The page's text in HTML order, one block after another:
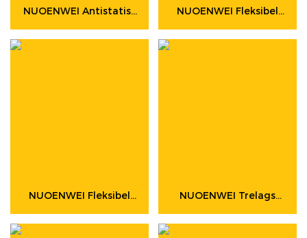
NUOENWEI Antistatisk
Fleksibel Kanal –
Ultimat Ledende
NUOENWEI Fleksibel
Ventilasjonskanal –
Kraftig PVC-Industriell
NUOENWEI Fleksibel
Kanal For Høy
Temperatur | -45 °C Til
NUOENWEI Trelags
Fleksibel Isolert
Luftkanal | 4″–59″ PVC-